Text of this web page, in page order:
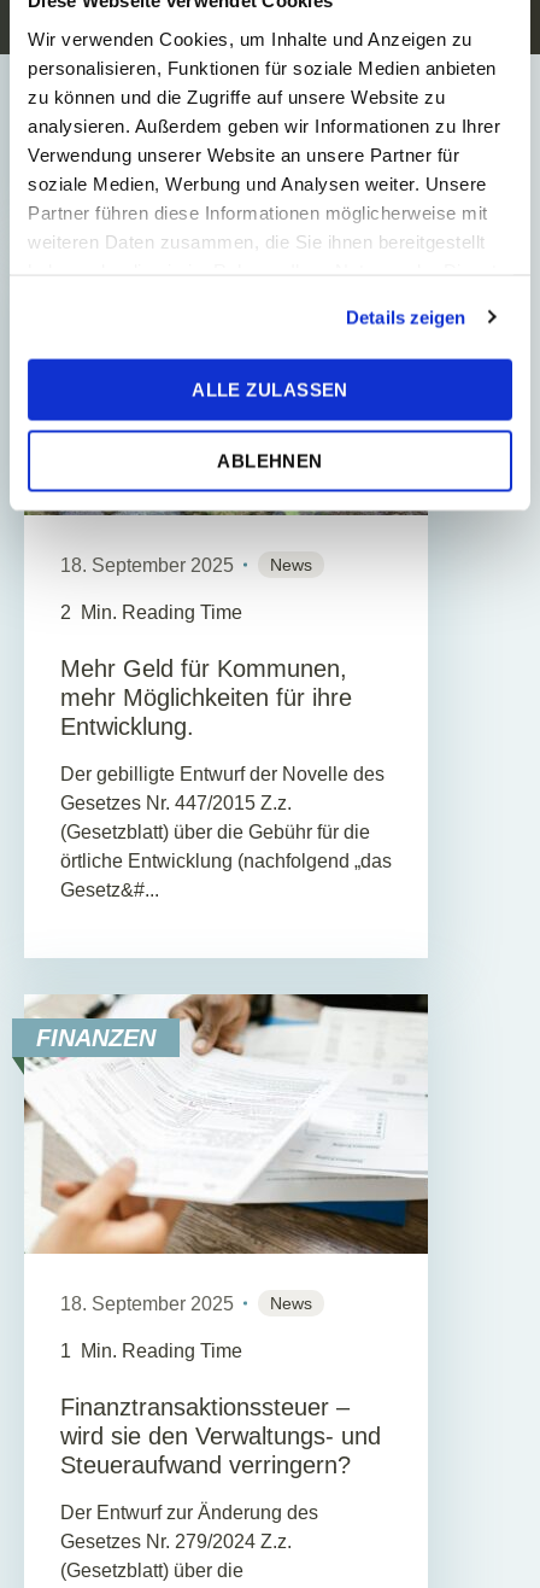
Wir verwenden Cookies, um Inhalte und Anzeigen zu
personalisieren, Funktionen für soziale Medien anbieten
zu können und die Zugriffe auf unsere Website zu
analysieren. Außerdem geben wir Informationen zu Ihrer
Verwendung unserer Website an unsere Partner für
soziale Medien, Werbung und Analysen weiter. Unsere
Partner führen diese Informationen möglicherweise mit
weiteren Daten zusammen, die Sie ihnen bereitgestellt
Details zeigen
ALLE ZULASSEN
ABLEHNEN
Das Ministerium für Arbeit, Soziales
und Familie der Slowakischen
Republik hat eine Erhöhung der
Verpflegungspauschalen für
Inlandsdienstreisen angekündigt, ...
18. September 2025 News
2 Min. Reading Time
Mehr Geld für Kommunen,
mehr Möglichkeiten für ihre
Entwicklung.
Der gebilligte Entwurf der Novelle des
Gesetzes Nr. 447/2015 Z.z.
(Gesetzblatt) über die Gebühr für die
örtliche Entwicklung (nachfolgend „das
Gesetz&#...
FINANZEN
18. September 2025 News
1 Min. Reading Time
Finanztransaktionssteuer –
wird sie den Verwaltungs- und
Steueraufwand verringern?
Der Entwurf zur Änderung des
Gesetzes Nr. 279/2024 Z.z.
(Gesetzblatt) über die